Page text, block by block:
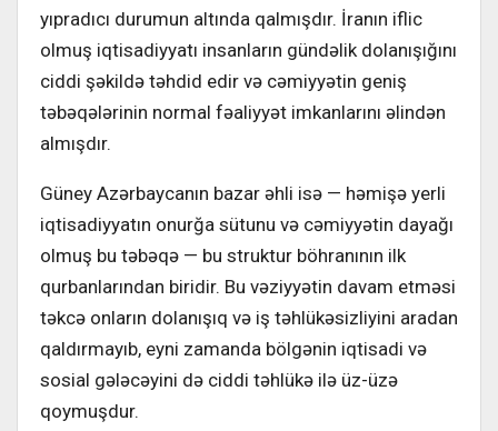
yıpradıcı durumun altında qalmışdır. İranın iflic
olmuş iqtisadiyyatı insanların gündəlik dolanışığını
ciddi şəkildə təhdid edir və cəmiyyətin geniş
təbəqələrinin normal fəaliyyət imkanlarını əlindən
almışdır.
Güney Azərbaycanın bazar əhli isə — həmişə yerli
iqtisadiyyatın onurğa sütunu və cəmiyyətin dayağı
olmuş bu təbəqə — bu struktur böhranının ilk
qurbanlarından biridir. Bu vəziyyətin davam etməsi
təkcə onların dolanışıq və iş təhlükəsizliyini aradan
qaldırmayıb, eyni zamanda bölgənin iqtisadi və
sosial gələcəyini də ciddi təhlükə ilə üz-üzə
qoymuşdur.